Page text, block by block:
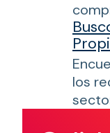
los